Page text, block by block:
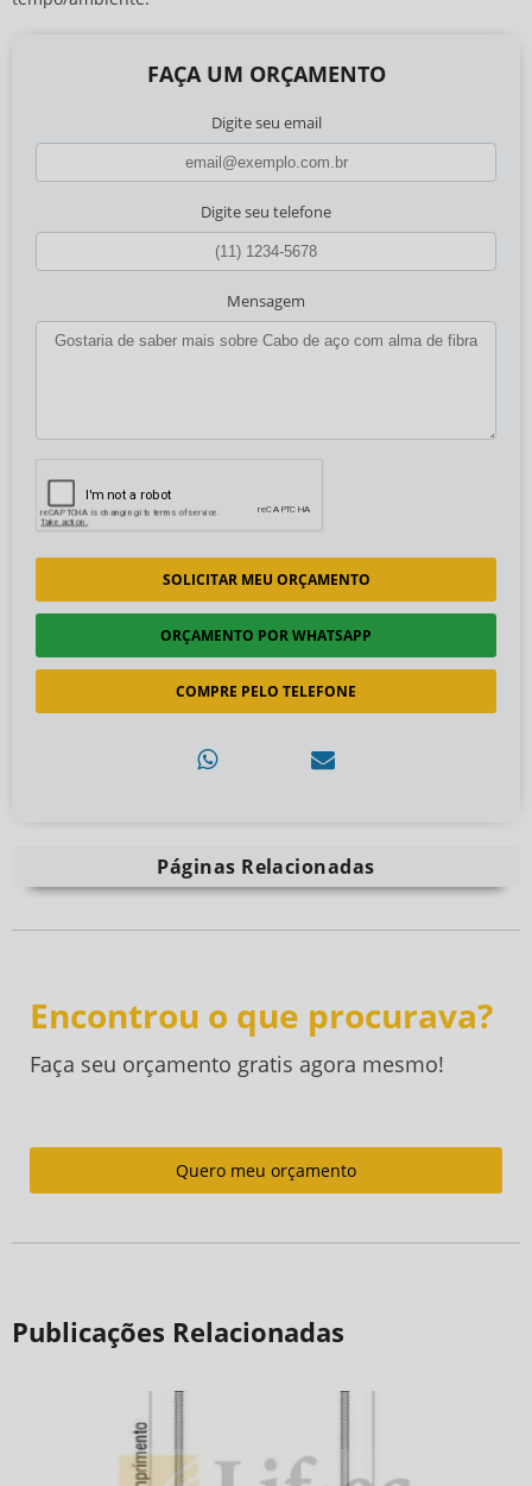
FAÇA UM ORÇAMENTO
Digite seu email
Digite seu telefone
Mensagem
SOLICITAR MEU ORÇAMENTO
ORÇAMENTO POR WHATSAPP
COMPRE PELO TELEFONE
Páginas Relacionadas
Encontrou o que procurava?
Faça seu orçamento gratis agora mesmo!
Quero meu orçamento
Publicações Relacionadas